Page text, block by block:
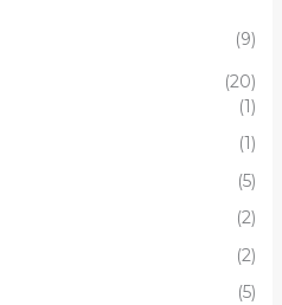
(9)
(20)
(1)
(1)
(5)
(2)
(2)
(5)